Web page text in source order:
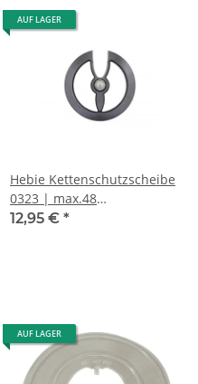
AUF LAGER
Hebie Kettenschutzscheibe
0323 | max.48
Z.,sw/
12,95 € *
AUF LAGER